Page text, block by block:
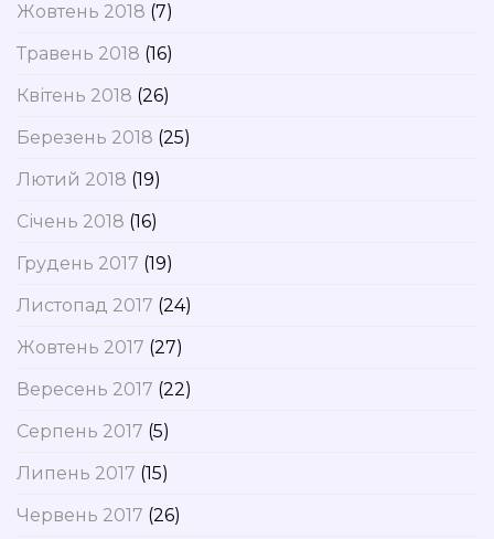
Жовтень 2018 (7)
Травень 2018 (16)
Квітень 2018 (26)
Березень 2018 (25)
Лютий 2018 (19)
Січень 2018 (16)
Грудень 2017 (19)
Листопад 2017 (24)
Жовтень 2017 (27)
Вересень 2017 (22)
Серпень 2017 (5)
Липень 2017 (15)
Червень 2017 (26)